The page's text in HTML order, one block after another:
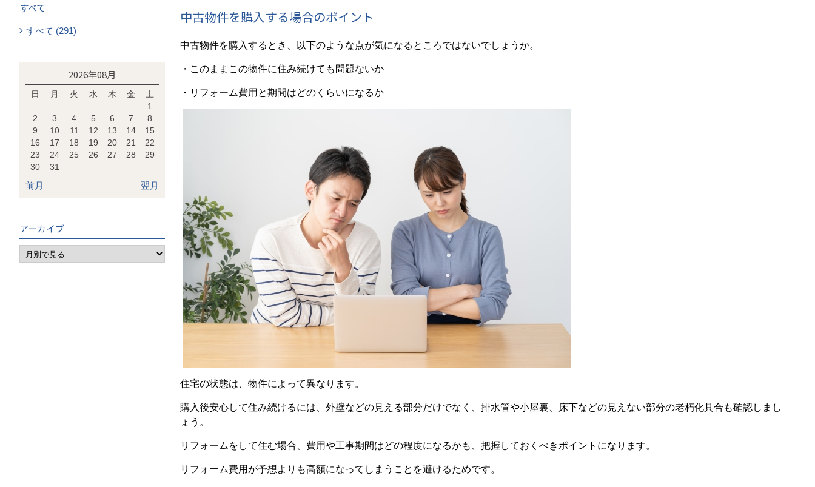
中古物件を購入する場合のポイント
中古物件を購入するとき、以下のような点が気になるところではないでしょうか。
・このままこの物件に住み続けても問題ないか
・リフォーム費用と期間はどのくらいになるか
住宅の状態は、物件によって異なります。
購入後安心して住み続けるには、外壁などの見える部分だけでなく、排水管や小屋裏、床下などの見えない部分の老朽化具合も確認しまし
ょう。
リフォームをして住む場合、費用や工事期間はどの程度になるかも、把握しておくべきポイントになります。
リフォーム費用が予想よりも高額になってしまうことを避けるためです。
すべて
すべて (291)
2026年08月
日 月 火 水 木 金
土
1
2
3 4 5 6 7
8
9
10 11 12 13 14
15
16
17 18 19 20 21
22
23
24 25 26 27 28
29
30
31
前月 翌月
アーカイブ